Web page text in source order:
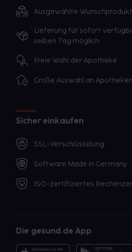
Ausgewählte
Lieferung für sofort
selben Tag möglich
Freie Wahl der Apotheke
Große Auswahl an Apotheken
Sicher einkaufen
SSL-Verschlüsselung
Software Made in Germany
ISO-zertifiziertes
Die gesund.de App